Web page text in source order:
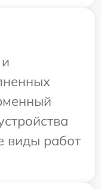
виды работ